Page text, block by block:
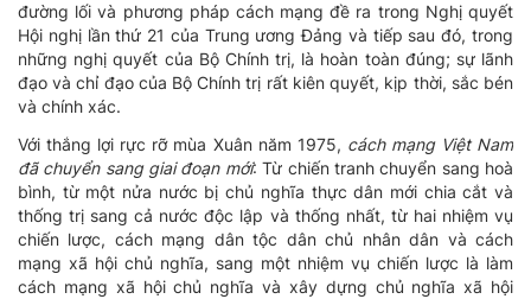
đường lối và phương pháp cách mạng đề ra trong Nghị quyết
Hội nghị lần thứ 21 của Trung ương Đảng và tiếp sau đó, trong
những nghị quyết của Bộ Chính trị, là hoàn toàn đúng; sự lãnh
đạo và chỉ đạo của Bộ Chính trị rất kiên quyết, kịp thời, sắc bén
và chính xác.
Với thắng lợi rực rỡ mùa Xuân năm 1975, cách mạng Việt Nam
đã chuyển sang giai đoạn mới: Từ chiến tranh chuyển sang hoà
bình, từ một nửa nước bị chủ nghĩa thực dân mới chia cắt và
thống trị sang cả nước độc lập và thống nhất, từ hai nhiệm vụ
chiến lược, cách mạng dân tộc dân chủ nhân dân và cách
mạng xã hội chủ nghĩa, sang một nhiệm vụ chiến lược là làm
cách mạng xã hội chủ nghĩa và xây dựng chủ nghĩa xã hội